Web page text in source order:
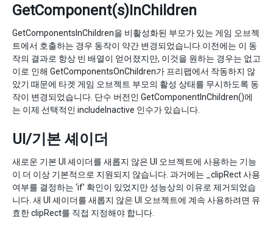
GetComponent(s)InChildren
GetComponentsInChildren을 비활성화된 부모가 있는 게임 오브젝
트에서 호출하는 경우 동작이 약간 변경되었습니다.이전에는 이 동
작의 결과로 항상 빈 배열이 얻어졌지만, 이것을 원하는 경우는 없고
이로 인해 GetComponentsOnChildren가 프리팹에서 작동하지 않
았기 때문에 타겟 게임 오브젝트 부모의 활성 상태를 무시하도록 동
작이 변경되었습니다. 단수 버전인 GetComponentInChildren()에
는 이제 선택적인 includeInactive 인수가 있습니다.
UI/기본 셰이더
새로운 기본 UI 셰이더를 새롭지 않은 UI 오브젝트에 사용하는 기능
이 더 이상 기본적으로 지원되지 않습니다. 과거에는 _clipRect 사용
여부를 결정하는 ‘if’ 확인이 있었지만 성능상의 이유로 제거되었습
니다. 새 UI 셰이더를 새롭지 않은 UI 오브젝트에 계속 사용하려면 유
효한 clipRect를 직접 지정해야 합니다.